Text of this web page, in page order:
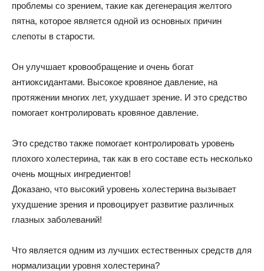
проблемы со зрением, такие как дегенерация желтого
пятна, которое является одной из основных причин
слепоты в старости.
Он улучшает кровообращение и очень богат
антиоксидантами. Высокое кровяное давление, на
протяжении многих лет, ухудшает зрение. И это средство
помогает контролировать кровяное давление.
Это средство также помогает контролировать уровень
плохого холестерина, так как в его составе есть несколько
очень мощных ингредиентов!
Доказано, что высокий уровень холестерина вызывает
ухудшение зрения и провоцирует развитие различных
глазных заболеваний!
Что является одним из лучших естественных средств для
нормализации уровня холестерина?